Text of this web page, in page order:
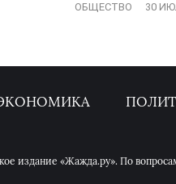
ОБЩЕСТВО 30
издание «Жажда.ру». По